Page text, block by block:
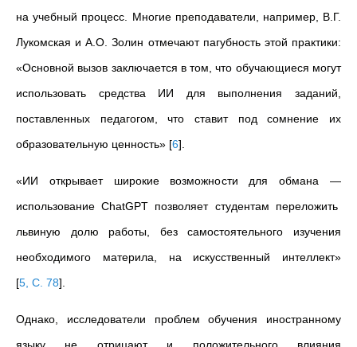
на учебный процесс. Многие преподаватели, например, В.Г.
Лукомская и А.О. Золин отмечают пагубность этой практики:
«Основной вызов заключается в том, что обучающиеся могут
использовать средства ИИ для выполнения заданий,
поставленных педагогом, что ставит под сомнение их
образовательную ценность» [6]
«ИИ открывает широкие возможности для обмана —
использование ChatGPT позволяет студентам переложить
львиную долю работы, без самостоятельного изучения
необходимого материла, на искусственный интеллект»
[5, С. 78]
Однако, исследователи проблем обучения иностранному